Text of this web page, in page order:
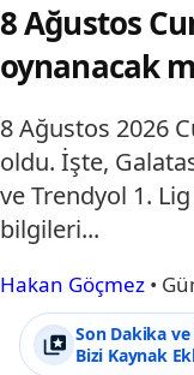
8 Ağustos
oynanacak
8 Ağustos 2026
oldu. İşte,
ve Trendyol 1.
bilgileri...
Hakan Göçmez •
Son Dakika
Bizi Kaynak